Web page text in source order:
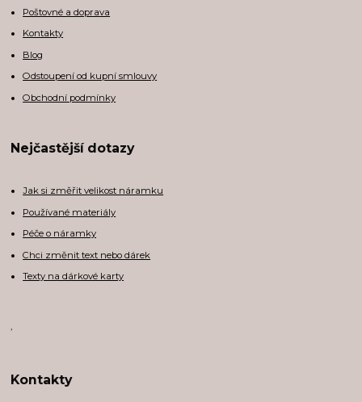
Poštovné a doprava
Kontakty
Blog
Odstoupení od kupní smlouvy
Obchodní podmínky
Nejčastější dotazy
Jak si změřit velikost náramku
Používané materiály
Péče o náramky
Chci změnit text nebo dárek
Texty na dárkové karty
Kontakty